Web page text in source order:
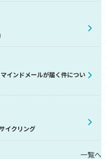
インドメールが届く件につい
イクリング
一覧へ